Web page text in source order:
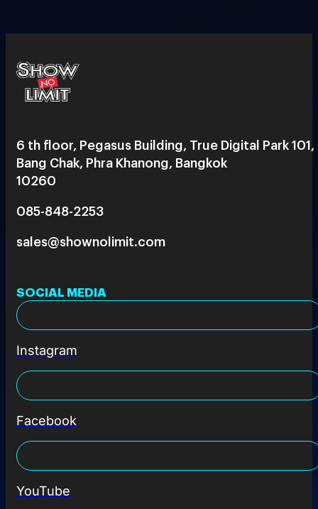
6 th floor, Pegasus Building, True Digital Park 101,
Bang Chak, Phra Khanong, Bangkok
10260
085-848-2253
sales@shownolimit.com
SOCIAL MEDIA
Instagram
Facebook
YouTube